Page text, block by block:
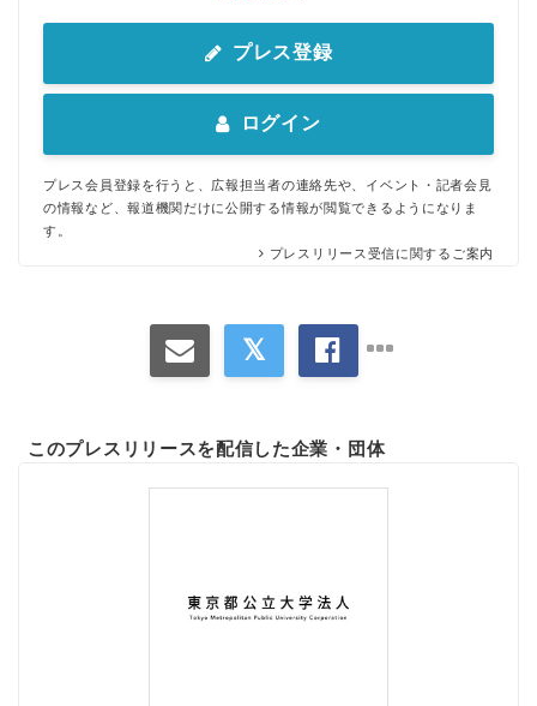
プレス登録
ログイン
プレス会員登録を行うと、広報担当者の連絡先や、イベント・記者会見
の情報など、報道機関だけに公開する情報が閲覧できるようになりま
す。
プレスリリース受信に関するご案内
このプレスリリースを配信した企業・団体